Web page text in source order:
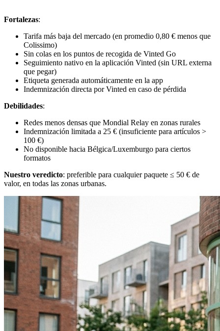
Fortalezas:
Tarifa más baja del mercado (en promedio 0,80 € menos que
Colissimo)
Sin colas en los puntos de recogida de Vinted Go
Seguimiento nativo en la aplicación Vinted (sin URL externa
que pegar)
Etiqueta generada automáticamente en la app
Indemnización directa por Vinted en caso de pérdida
Debilidades:
Redes menos densas que Mondial Relay en zonas rurales
Indemnización limitada a 25 € (insuficiente para artículos >
100 €)
No disponible hacia Bélgica/Luxemburgo para ciertos
formatos
Nuestro veredicto: preferible para cualquier paquete ≤ 50 € de
valor, en todas las zonas urbanas.